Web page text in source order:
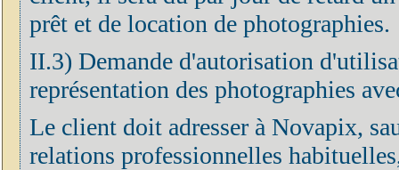
prêt et de location de photographies.
II.3) Demande d'autorisation
représentation des photographies
Le client doit adresser à Novapix,
relations professionnelles